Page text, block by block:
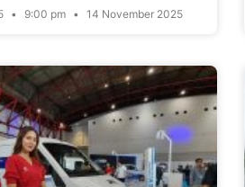
9:00 pm 14 November 2025